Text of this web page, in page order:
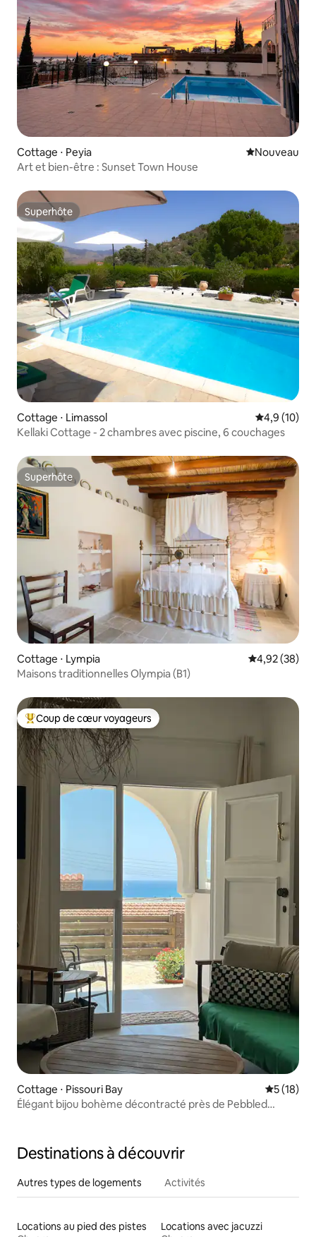
Cottage ⋅ Peyia Nouvel
Nouveau
Art et bien-être : Sunset Town House
Superhôte
Superhôte
Cottage ⋅ Limassol Évaluation
4,9 (10)
Kellaki Cottage - 2 chambres avec piscine, 6 couchages
Superhôte
Superhôte
Cottage ⋅ Lympia Évaluation
4,92 (38)
Maisons traditionnelles Olympia (B1)
Coups de cœur voyageurs les plus appréciés
Coup de cœur voyageurs
Cottage ⋅ Pissouri Bay
5 (18)
Élégant bijou bohème décontracté près de Pebbled
Destinations à découvrir
Autres types de logements Activités
Locations au pied des pistes
Locations avec jacuzzi